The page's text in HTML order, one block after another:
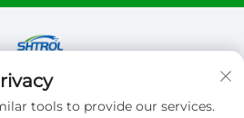
Xuzhou sanhe automatic
Co.,LTD. Wszelkie prawa
tools to provide our services.